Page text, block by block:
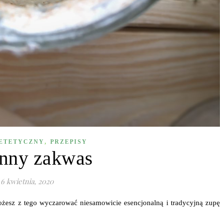
, PRZEPISY
zakwas
6 kwietnia, 2020
z tego wyczarować niesamowicie esencjonalną i tradycyjną zupę